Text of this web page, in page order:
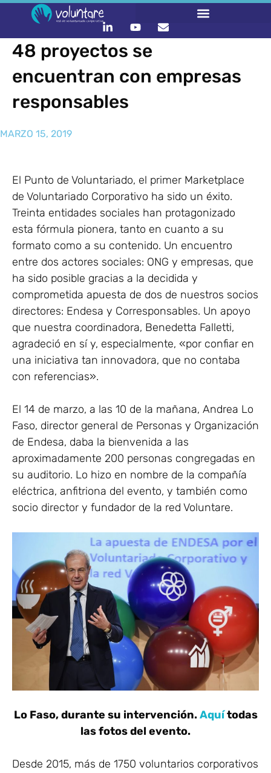
48 proyectos se
encuentran con empresas
responsables
MARZO 15, 2019
El Punto de Voluntariado, el primer Marketplace
de Voluntariado Corporativo ha sido un éxito.
Treinta entidades sociales han protagonizado
esta fórmula pionera, tanto en cuanto a su
formato como a su contenido. Un encuentro
entre dos actores sociales: ONG y empresas, que
ha sido posible gracias a la decidida y
comprometida apuesta de dos de nuestros socios
directores: Endesa y Corresponsables. Un apoyo
que nuestra coordinadora, Benedetta Falletti,
agradeció en sí y, especialmente, «por confiar en
una iniciativa tan innovadora, que no contaba
con referencias».
El 14 de marzo, a las 10 de la mañana, Andrea Lo
Faso, director general de Personas y Organización
de Endesa, daba la bienvenida a las
aproximadamente 200 personas congregadas en
su auditorio. Lo hizo en nombre de la compañía
eléctrica, anfitriona del evento, y también como
socio director y fundador de la red Voluntare.
Lo Faso, durante su intervención.Aquítodas
las fotos del evento.
Desde 2015, más de 1750 voluntarios corporativos